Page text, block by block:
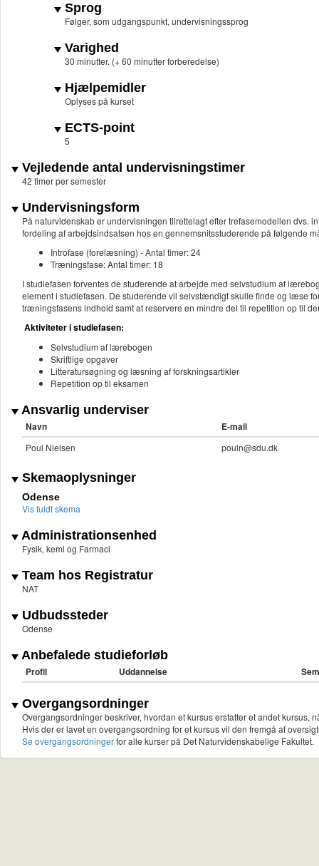
Sprog
Følger, som udgangspunkt, undervisningssprog
Varighed
30 minutter. (+ 60 minutter forberedelse)
Hjælpemidler
Oplyses på kurset
ECTS-point
5
Vejledende antal undervisningstimer
42 timer per semester
Undervisningsform
På naturvidenskab er undervisningen tilrettelagt efter trefasemodellen
fordeling af arbejdsindsatsen hos en gennemsnitsstuderende på følgende
Introfase (forelæsning) - Antal timer: 24
Træningsfase: Antal timer: 18
I studiefasen forventes de studerende at arbejde med selvstudium af
element i studiefasen. De studerende vil selvstændigt skulle finde og læse
træningsfasens indhold samt at reservere en mindre del til repetition op til
Aktiviteter i studiefasen:
Selvstudium af lærebogen
Skriftlige opgaver
Litteratursøgning og læsning af forskningsartikler
Repetition op til eksamen
Ansvarlig underviser
Navn E-mail
Poul Nielsen pouln@sdu.dk
Skemaoplysninger
Odense
Vis fuldt skema
Administrationsenhed
Fysik, kemi og Farmaci
Team hos Registratur
NAT
Udbudssteder
Odense
Anbefalede studieforløb
Profil Uddannelse
Overgangsordninger
Overgangsordninger beskriver, hvordan et kursus erstatter et andet kursus,
Hvis der er lavet en overgangsordning for et kursus vil den fremgå af
Se overgangsordningerfor alle kurser på Det Naturvidenskabelige Fakultet.